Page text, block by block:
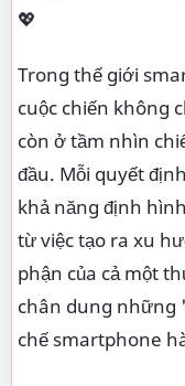
💖
Trong thế giới
cuộc chiến không
còn ở tầm nhìn
đầu. Mỗi quyết
khả năng định
từ việc tạo ra xu
phận của cả một
chân dung những
chế smartphone